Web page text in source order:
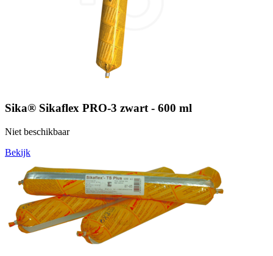
Sika® Sikaflex PRO-3 zwart - 600 ml
Niet beschikbaar
Bekijk